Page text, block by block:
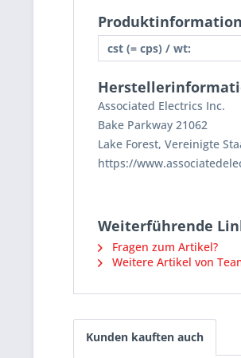
cst (= cps) / wt:
Associated Electrics Inc.
Bake Parkway 21062
Lake Forest, Vereinigte
https://
Weiterführende
Fragen zum Artikel?
Weitere Artikel von
Kunden kauften auch